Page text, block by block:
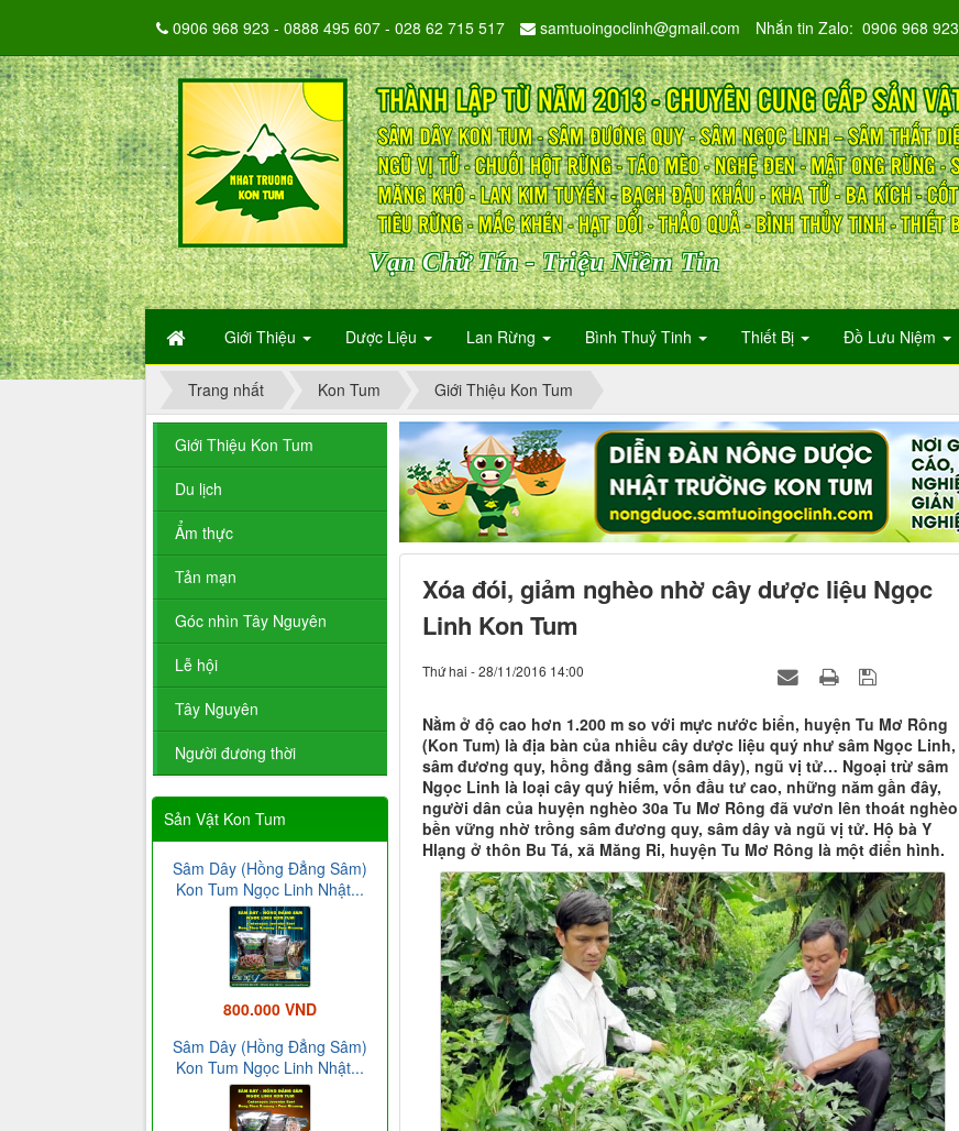
Vạn Chữ Tín - Triệu Niềm Tin
Giới Thiệu Dược Liệu Lan Rừng Bình Thuỷ Tinh Thiết Bị Đồ Lưu Niệm
0906 968 923 - 0888 495 607 - 028 62 715 517 samtuoingoclinh@gmail.com Nhắn tin Zalo: 0906 968 923
Trang nhất Kon Tum Giới Thiệu Kon Tum
Xóa đói, giảm nghèo nhờ cây dược liệu Ngọc
Linh Kon Tum
Thứ hai - 28/11/2016 14:00
Nằm ở độ cao hơn 1.200 m so với mực nước biển, huyện Tu Mơ Rông
(Kon Tum) là địa bàn của nhiều cây dược liệu quý như sâm Ngọc Linh,
sâm đương quy, hồng đẳng sâm (sâm dây), ngũ vị tử… Ngoại trừ sâm
Ngọc Linh là loại cây quý hiếm, vốn đầu tư cao, những năm gần đây,
người dân của huyện nghèo 30a Tu Mơ Rông đã vươn lên thoát nghèo
bền vững nhờ trồng sâm đương quy, sâm dây và ngũ vị tử. Hộ bà Y
Hlạng ở thôn Bu Tá, xã Măng Ri, huyện Tu Mơ Rông là một điển hình.
Giới Thiệu Kon Tum
Du lịch
Ẩm thực
Tản mạn
Góc nhìn Tây Nguyên
Lễ hội
Tây Nguyên
Người đương thời
Sản Vật Kon Tum
Sâm Dây (Hồng Đẳng Sâm)
Kon Tum Ngọc Linh Nhật...
800.000 VND
Sâm Dây (Hồng Đẳng Sâm)
Kon Tum Ngọc Linh Nhật...